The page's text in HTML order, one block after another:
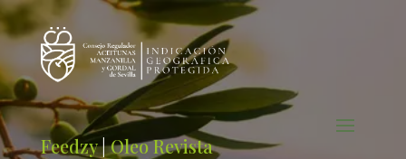
Feedzy|Oleo Revista